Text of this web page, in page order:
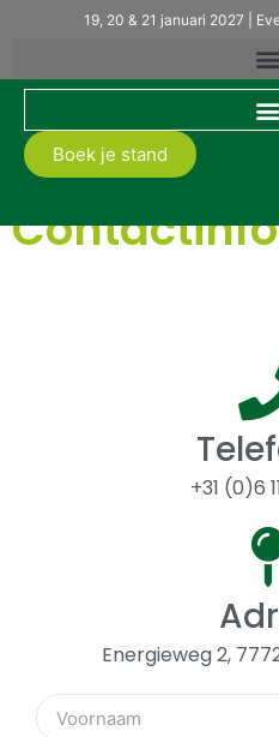
19, 20 & 21 januari 2027 |
Boek je stand
+31 (0)6
Energieweg 2,